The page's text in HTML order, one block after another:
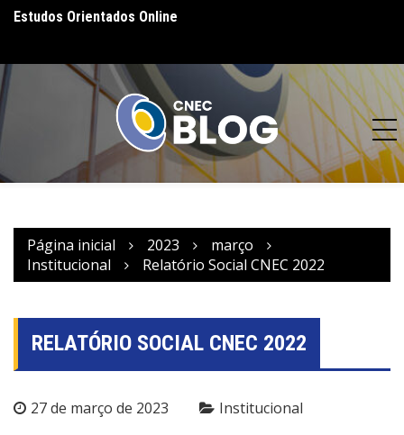
Estudos Orientados Online
Página inicial 2023
março
Institucional
Relatório Social CNEC 2022
RELATÓRIO SOCIAL CNEC 2022
27 de março de 2023 Institucional